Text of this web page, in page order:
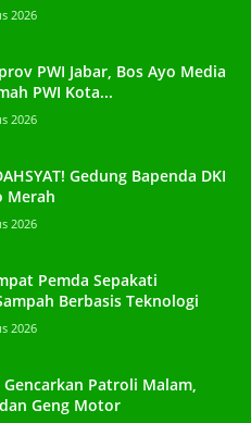
2026
PWI Jabar, Bos Ayo Media
PWI Kota...
2026
Gedung Bapenda DKI
Merah
2026
Pemda Sepakati
Berbasis Teknologi
2026
Gencarkan Patroli Malam,
Geng Motor